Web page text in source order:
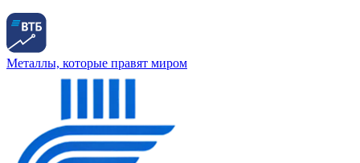
Металлы, которые правят миром